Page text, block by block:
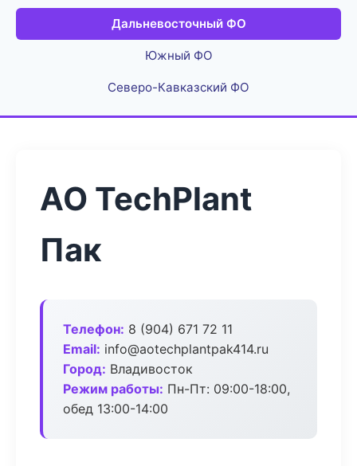
Дальневосточный ФО
Южный ФО
Северо-Кавказский ФО
АО TechPlant
Пак
Телефон: 8 (904) 671 72 11
Email: info@aotechplantpak414.ru
Город: Владивосток
Режим работы: Пн-Пт: 09:00-18:00,
обед 13:00-14:00